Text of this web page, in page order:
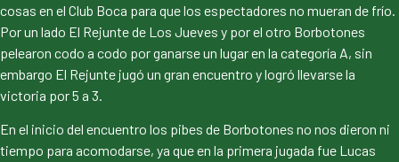
cosas en el Club Boca para que los espectadores no mueran de frío.
Por un lado El Rejunte de Los Jueves y por el otro Borbotones
pelearon codo a codo por ganarse un lugar en la categoría A, sin
embargo El Rejunte jugó un gran encuentro y logró llevarse la
victoria por 5 a 3.
En el inicio del encuentro los pibes de Borbotones no nos dieron ni
tiempo para acomodarse, ya que en la primera jugada fue Lucas